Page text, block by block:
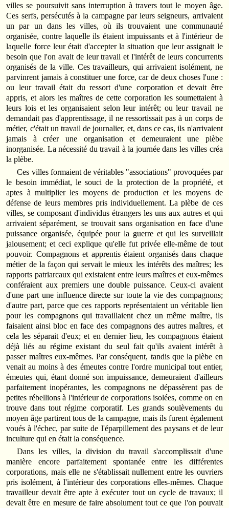
villes se poursuivit sans interruption à travers tout le moyen âge.
Ces serfs, persécutés à la campagne par leurs seigneurs, arrivaient
un par un dans les villes, où ils trouvaient une communauté
organisée, contre laquelle ils étaient impuissants et à l'intérieur de
laquelle force leur était d'accepter la situation que leur assignait le
besoin que l'on avait de leur travail et l'intérêt de leurs concurrents
organisés de la ville. Ces travailleurs, qui arrivaient isolément, ne
parvinrent jamais à constituer une force, car de deux choses l'une :
ou leur travail était du ressort d'une corporation et devait être
appris, et alors les maîtres de cette corporation les soumettaient à
leurs lois et les organisaient selon leur intérêt; ou leur travail ne
demandait pas d'apprentissage, il ne ressortissait pas à un corps de
métier, c'était un travail de journalier, et, dans ce cas, ils n'arrivaient
jamais à créer une organisation et demeuraient une plèbe
inorganisée. La nécessité du travail à la journée dans les villes créa
la plèbe.
Ces villes formaient de véritables "associations" provoquées par
le besoin immédiat, le souci de la protection de la propriété, et
aptes à multiplier les moyens de production et les moyens de
défense de leurs membres pris individuellement. La plèbe de ces
villes, se composant d'individus étrangers les uns aux autres et qui
arrivaient séparément, se trouvait sans organisation en face d'une
puissance organisée, équipée pour la guerre et qui les surveillait
jalousement; et ceci explique qu'elle fut privée elle-même de tout
pouvoir. Compagnons et apprentis étaient organisés dans chaque
métier de la façon qui servait le mieux les intérêts des maîtres; les
rapports patriarcaux qui existaient entre leurs maîtres et eux-mêmes
conféraient aux premiers une double puissance. Ceux-ci avaient
d'une part une influence directe sur toute la vie des compagnons;
d'autre part, parce que ces rapports représentaient un véritable lien
pour les compagnons qui travaillaient chez un même maître, ils
faisaient ainsi bloc en face des compagnons des autres maîtres, et
cela les séparait d'eux; et en dernier lieu, les compagnons étaient
déjà liés au régime existant du seul fait qu'ils avaient intérêt à
passer maîtres eux-mêmes. Par conséquent, tandis que la plèbe en
venait au moins à des émeutes contre l'ordre municipal tout entier,
émeutes qui, étant donné son impuissance, demeuraient d'ailleurs
parfaitement inopérantes, les compagnons ne dépassèrent pas de
petites rébellions à l'intérieur de corporations isolées, comme on en
trouve dans tout régime corporatif. Les grands soulèvements du
moyen âge partirent tous de la campagne, mais ils furent également
voués à l'échec, par suite de l'éparpillement des paysans et de leur
inculture qui en était la conséquence.
Dans les villes, la division du travail s'accomplissait d'une
manière encore parfaitement spontanée entre les différentes
corporations, mais elle ne s'établissait nullement entre les ouvriers
pris isolément, à l'intérieur des corporations elles-mêmes. Chaque
travailleur devait être apte à exécuter tout un cycle de travaux; il
devait être en mesure de faire absolument tout ce que l'on pouvait